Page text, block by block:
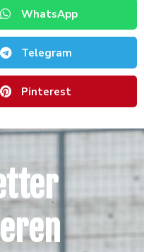
WhatsApp
Telegram
Pinterest